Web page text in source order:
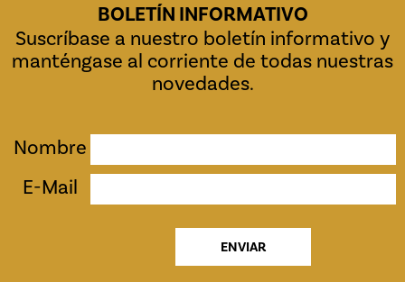
BOLETÍN INFORMATIVO
Suscríbase a nuestro boletín informativo y
manténgase al corriente de todas nuestras
novedades.
Nombre
E-Mail